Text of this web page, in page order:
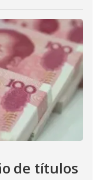
de títulos